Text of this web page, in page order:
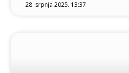
28. srpnja 2025. 13:37